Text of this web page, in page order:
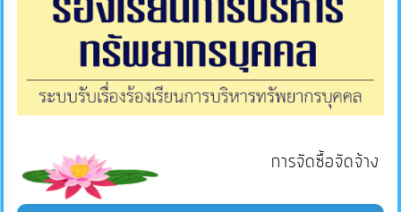
ข้อมูล
การจัดซื้อจัดจ้าง